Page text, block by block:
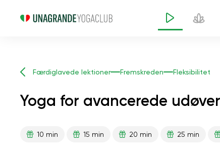
Færdiglavede lektioner Fremskreden Fleksibilitet
Yoga for avancerede
10 min 15 min 20 min 25 min